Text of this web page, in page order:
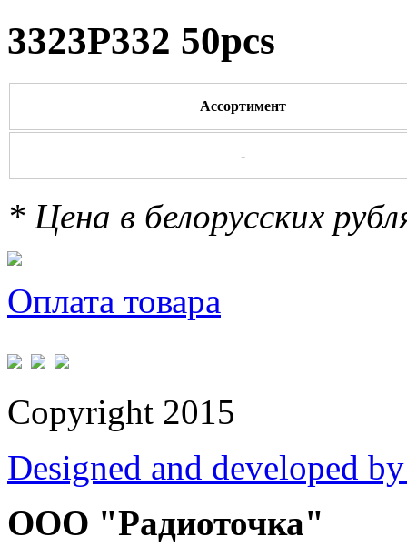
3323P332 50pcs
Ассортимент
-
* Цена в белорусских
Оплата товара
Copyright 2015
Designed and developed
ООО "Радиоточка"